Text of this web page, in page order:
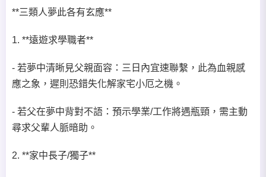
**三類人夢此各有玄應**
1. **遠遊求學職者**
- 若夢中清晰見父親面容：三日內宜速聯繫，此為血親感
應之象，遲則恐錯失化解家宅小厄之機。
- 若父在夢中背對不語：預示學業/工作將遇瓶頸，需主動
尋求父輩人脈暗助。
2. **家中長子/獨子**